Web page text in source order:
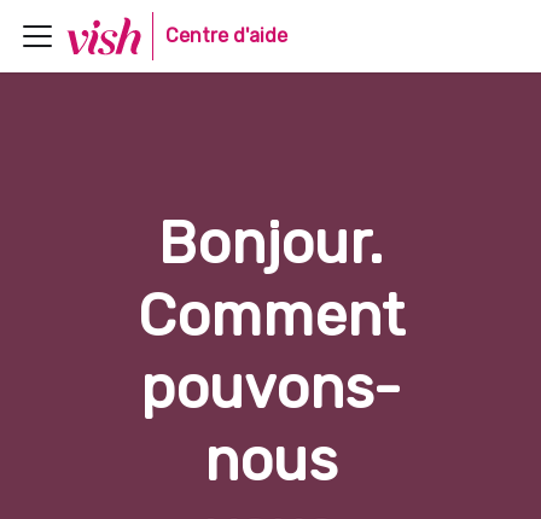
Centre d'aide
Bonjour.
Comment
pouvons-
nous